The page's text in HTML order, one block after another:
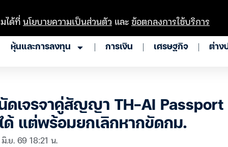
หุ้นและการลงทุน การเงิน เศรษฐกิจ ต่าง
ดเจรจาคู่สัญญา TH-AI
ด้ แต่พร้อมยกเลิกหากขัดกม.
.ย. 69 18:21 น.
ได้ที่นโยบายความเป็นส่วนตัว และข้อตกลงการใช้บริการ